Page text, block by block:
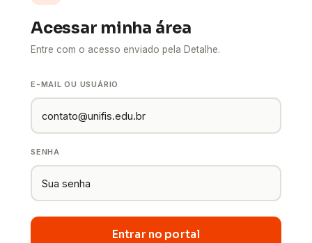
Acessar minha área
Entre com o acesso enviado pela Detalhe.
E-MAIL OU USUÁRIO
SENHA
Entrar no portal